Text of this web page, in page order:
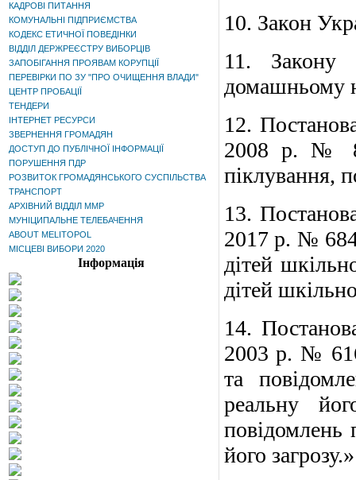
КАДРОВІ ПИТАННЯ
КОМУНАЛЬНІ ПІДПРИЄМСТВА
КОДЕКС ЕТИЧНОЇ ПОВЕДІНКИ
ВІДДІЛ ДЕРЖРЕЄСТРУ ВИБОРЦІВ
ЗАПОБІГАННЯ ПРОЯВАМ КОРУПЦІЇ
ПЕРЕВІРКИ ПО ЗУ "ПРО ОЧИЩЕННЯ ВЛАДИ"
ЦЕНТР ПРОБАЦІЇ
ТЕНДЕРИ
ІНТЕРНЕТ РЕСУРСИ
ЗВЕРНЕННЯ ГРОМАДЯН
ДОСТУП ДО ПУБЛІЧНОЇ ІНФОРМАЦІЇ
ПОРУШЕННЯ ПДР
РОЗВИТОК ГРОМАДЯНСЬКОГО СУСПІЛЬСТВА
ТРАНСПОРТ
АРХІВНИЙ ВІДДІЛ ММР
МУНІЦИПАЛЬНЕ ТЕЛЕБАЧЕННЯ
ABOUT MELITOPOL
МІСЦЕВІ ВИБОРИ 2020
Інформація
10. Закон
11.
Закону
домашньому
12.
2008 р. №
піклування,
13.
2017 р. №
дітей
дітей
14. П
2003 р. №
та
реальну
повідомлень
його загрозу.»